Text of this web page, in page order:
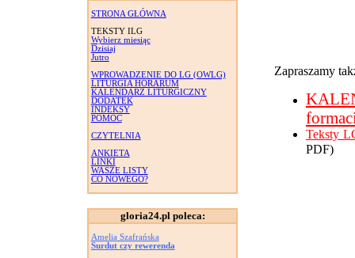
STRONA GŁÓWNA
TEKSTY ILG
Wybierz miesiąc
Dzisiaj
Jutro
WPROWADZENIE DO LG (OWLG)
LITURGIA HORARUM
KALENDARZ LITURGICZNY
DODATEK
INDEKSY
POMOC
CZYTELNIA
ANKIETA
LINKI
WASZE LISTY
CO NOWEGO?
gloria24.pl poleca:
Amelia Szafrańska
Surdut czy rewerenda
Zapraszamy
Teksty
PDF)